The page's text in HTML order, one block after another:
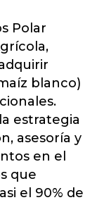
Polar
blanco)
estrategia
asesoría y
en el
que
el 90% de